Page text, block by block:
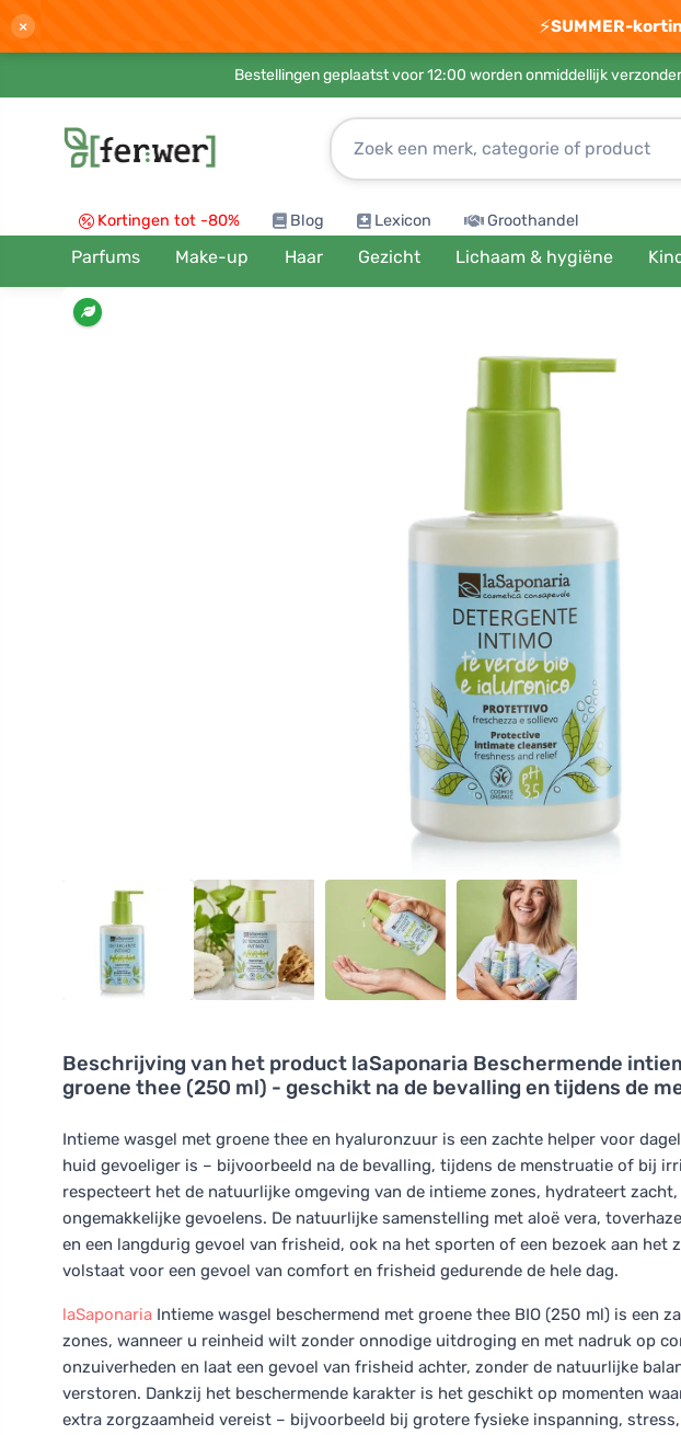
× ⚡SUMMER-
Bestellingen geplaatst voor 12:00 worden onmiddellijk verzonden
Kortingen tot -80% Blog Lexicon Groothandel
Parfums Make-up Haar Gezicht Lichaam & hygiëne
Beschrijving van het product laSaponaria Beschermende
groene thee (250 ml) - geschikt na de bevalling en tijdens de
Intieme wasgel met groene thee en hyaluronzuur is een zachte helper voor
huid gevoeliger is – bijvoorbeeld na de bevalling, tijdens de menstruatie of bij
respecteert het de natuurlijke omgeving van de intieme zones, hydrateert
ongemakkelijke gevoelens. De natuurlijke samenstelling met aloë vera,
en een langdurig gevoel van frisheid, ook na het sporten of een bezoek aan het
volstaat voor een gevoel van comfort en frisheid gedurende de hele dag.
laSaponaria Intieme wasgel beschermend met groene thee BIO (250 ml) is een
zones, wanneer u reinheid wilt zonder onnodige uitdroging en met nadruk op
onzuiverheden en laat een gevoel van frisheid achter, zonder de natuurlijke
verstoren. Dankzij het beschermende karakter is het geschikt op momenten
extra zorgzaamheid vereist – bijvoorbeeld bij grotere fysieke inspanning,